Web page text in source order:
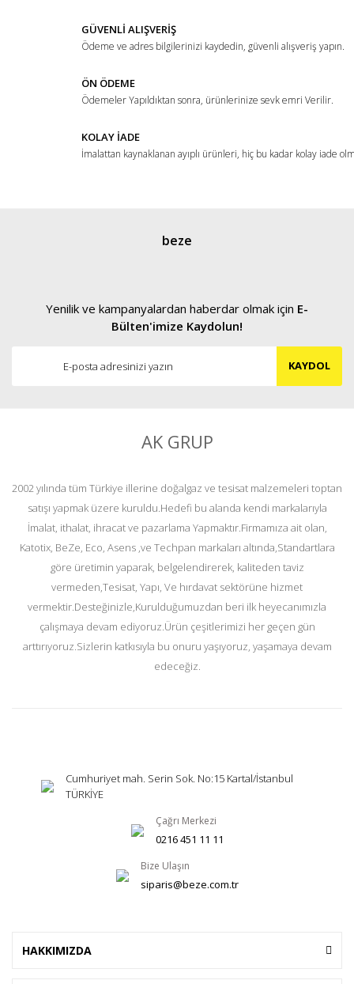
Ürün fiyatı diğer sitelerden daha pahalı.
Bu ürüne benzer farklı alternatifler olmalı.
Gönder
GÜVENLİ ALIŞVERİŞ
Ödeme ve adres bilgilerinizi kaydedin, güvenli alışveriş yapın.
ÖN ÖDEME
Ödemeler Yapıldıktan sonra, ürünlerinize sevk emri Verilir.
KOLAY İADE
İmalattan kaynaklanan ayıplı ürünleri, hiç bu kadar kolay iade
beze
Yenilik ve kampanyalardan haberdar olmak için E-
Bülten'imize Kaydolun!
KAYDOL
AK GRUP
2002 yılında tüm Türkiye illerine doğalgaz ve tesisat malzemeleri toptan
satışı yapmak üzere kuruldu.Hedefi bu alanda kendi markalarıyla
İmalat, ithalat, ihracat ve pazarlama Yapmaktır.Firmamıza ait olan,
Katotix, BeZe, Eco, Asens ,ve Techpan markaları altında,Standartlara
göre üretimin yaparak, belgelendirerek, kaliteden taviz
vermeden,Tesisat, Yapı, Ve hırdavat sektörüne hizmet
vermektir.Desteğinizle,Kurulduğumuzdan beri ilk heyecanımızla
çalışmaya devam ediyoruz.Ürün çeşitlerimizi her geçen gün
arttırıyoruz.Sizlerin katkısıyla bu onuru yaşıyoruz, yaşamaya devam
edeceğiz.
Cumhuriyet mah. Serin Sok. No:15 Kartal/İstanbul
TÜRKİYE
Çağrı Merkezi
0216 451 11 11
Bize Ulaşın
siparis@beze.com.tr
HAKKIMIZDA